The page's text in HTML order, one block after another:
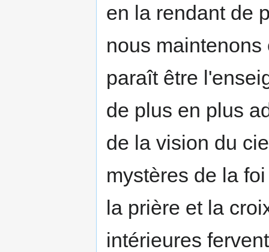
en la rendant de
nous
paraît être
de plus en plus
de la vision du
mystères de la
la prière et la
intérieures